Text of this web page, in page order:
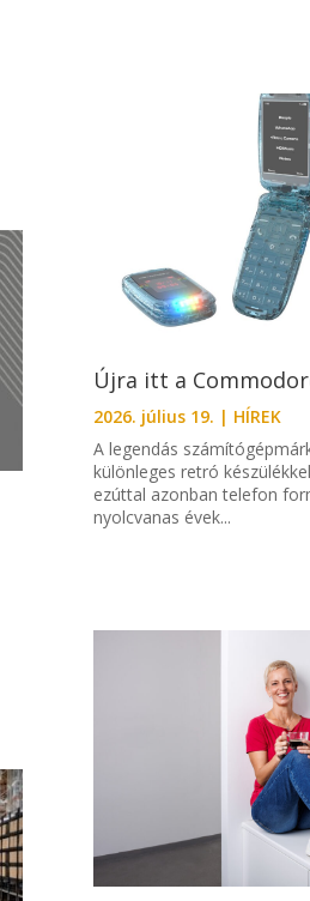
Újra itt a
2026. július 19. | HÍREK
A legendás
különleges retró
ezúttal azonban telefon
nyolcvanas évek...